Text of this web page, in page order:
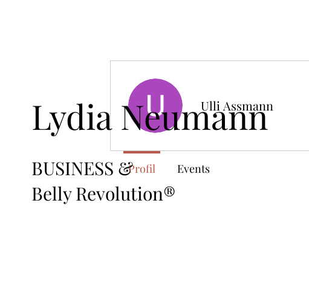
Lydia Neumann
BUSINESS &
Belly Revolution®️
Ulli Assmann
Profil Events